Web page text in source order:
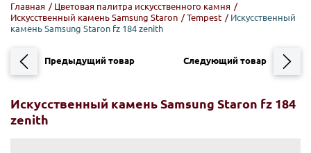
Главная / Цветовая палитра искусственного камня /
Искусственный камень Samsung Staron /Tempest / Искусственный
камень Samsung​ Staron fz 184 zenith
Искусственный камень Samsung​ Staron fz 184
zenith